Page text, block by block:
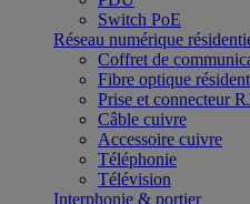
Switch PoE
Réseau numérique
Coffret de
Fibre optique
Prise et connecteur
Câble cuivre
Accessoire cuivre
Téléphonie
Télévision
Interphonie & portier